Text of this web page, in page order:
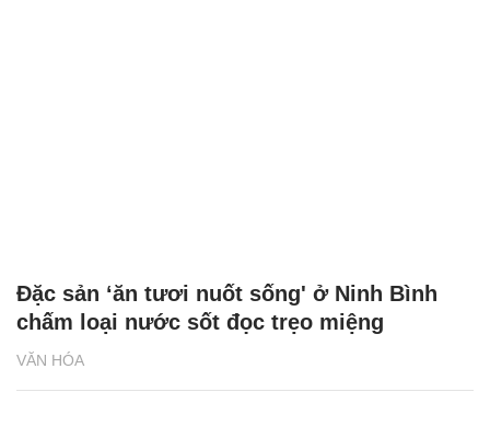
VĂN HÓA
Đặc sản ‘ăn tươi nuốt sống' ở Ninh Bình
chấm loại nước sốt đọc trẹo miệng